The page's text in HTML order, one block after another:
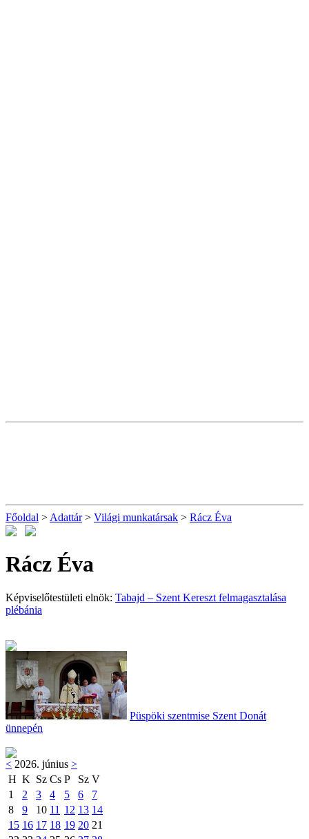
Főoldal > Adattár> Világi munkatársak > Rácz Éva
Rácz Éva
Képviselőtestületi elnök: Tabajd – Szent Kereszt felmagasztalása
plébánia
Püspöki szentmise Szent Donát
ünnepén
< 2026. június >
H K Sz Cs P Sz V
1
2 3 4 5 6
7
8
9 10 11 12 13 14
15 16 17 18 19 20 21